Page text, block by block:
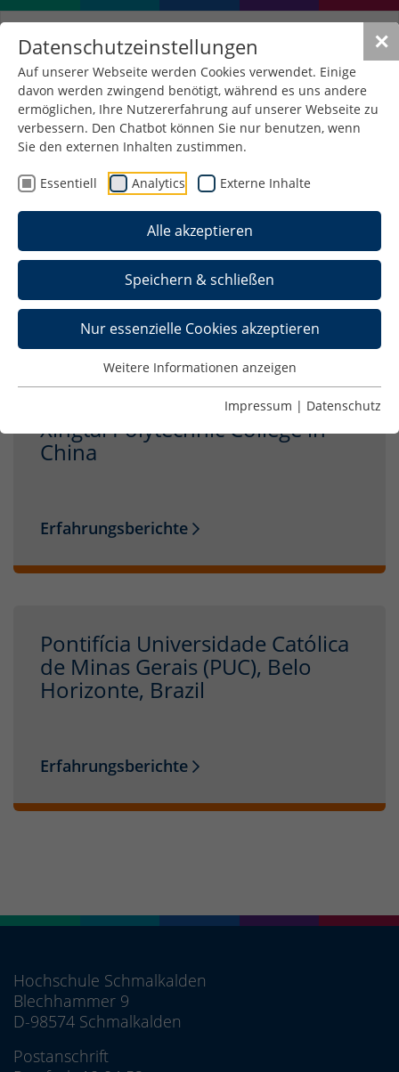
✕
Datenschutzeinstellungen
Auf unserer Webseite werden Cookies verwendet. Einige
davon werden zwingend benötigt, während es uns andere
ermöglichen, Ihre Nutzererfahrung auf unserer Webseite zu
verbessern. Den Chatbot können Sie nur benutzen, wenn
Sie den externen Inhalten zustimmen.
Essentiell Analytics Externe Inhalte
Alle akzeptieren
Speichern & schließen
Nur essenzielle Cookies akzeptieren
Weitere Informationen anzeigen
Impressum | Datenschutz
Doppelabschlüsse
Saimaa University of
Lappeenrantha, Lappeenrantha,
Erfahrungsberichte
Xingtai Polytechnic College in
China
Erfahrungsberichte
Pontifícia Universidade Católica
de Minas Gerais (PUC), Belo
Horizonte, Brazil
Erfahrungsberichte
Hochschule Schmalkalden
Blechhammer 9
D-98574 Schmalkalden
Postanschrift